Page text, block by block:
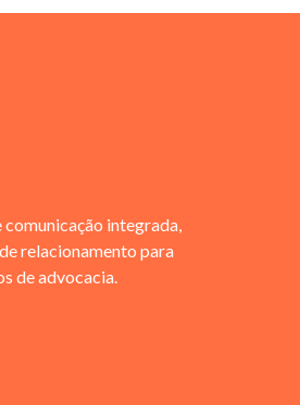
comunicação integrada,
relacionamento para
de advocacia.